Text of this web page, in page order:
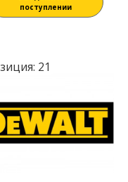
поступлении
21